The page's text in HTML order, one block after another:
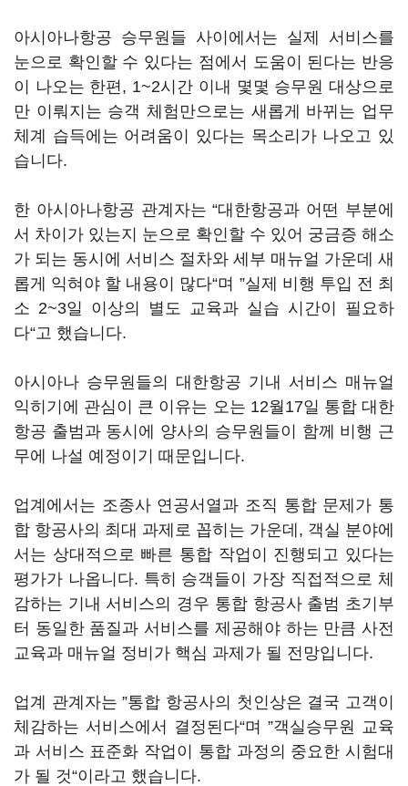
아시아나항공 승무원들 사이에서는 실제 서비스를
눈으로 확인할 수 있다는 점에서 도움이 된다는 반응
이 나오는 한편, 1~2시간 이내 몇몇 승무원 대상으로
만 이뤄지는 승객 체험만으로는 새롭게 바뀌는 업무
체계 습득에는 어려움이 있다는 목소리가 나오고 있
습니다.
한 아시아나항공 관계자는 “대한항공과 어떤 부분에
서 차이가 있는지 눈으로 확인할 수 있어 궁금증 해소
가 되는 동시에 서비스 절차와 세부 매뉴얼 가운데 새
롭게 익혀야 할 내용이 많다“며 ”실제 비행 투입 전 최
소 2~3일 이상의 별도 교육과 실습 시간이 필요하
다“고 했습니다.
아시아나 승무원들의 대한항공 기내 서비스 매뉴얼
익히기에 관심이 큰 이유는 오는 12월17일 통합 대한
항공 출범과 동시에 양사의 승무원들이 함께 비행 근
무에 나설 예정이기 때문입니다.
업계에서는 조종사 연공서열과 조직 통합 문제가 통
합 항공사의 최대 과제로 꼽히는 가운데, 객실 분야에
서는 상대적으로 빠른 통합 작업이 진행되고 있다는
평가가 나옵니다. 특히 승객들이 가장 직접적으로 체
감하는 기내 서비스의 경우 통합 항공사 출범 초기부
터 동일한 품질과 서비스를 제공해야 하는 만큼 사전
교육과 매뉴얼 정비가 핵심 과제가 될 전망입니다.
업계 관계자는 ”통합 항공사의 첫인상은 결국 고객이
체감하는 서비스에서 결정된다“며 ”객실승무원 교육
과 서비스 표준화 작업이 통합 과정의 중요한 시험대
가 될 것“이라고 했습니다.